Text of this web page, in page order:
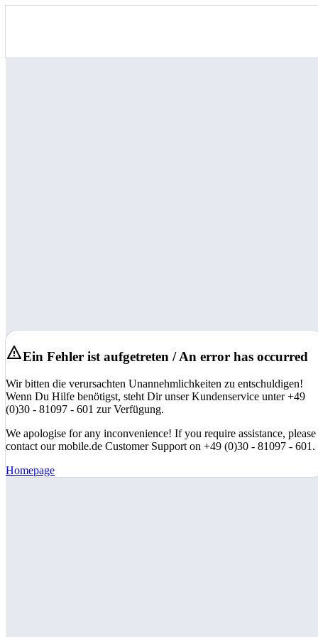
Ein Fehler ist aufgetreten / An error has occurred
Wir bitten die verursachten Unannehmlichkeiten zu entschuldigen!
Wenn Du Hilfe benötigst, steht Dir unser Kundenservice unter +49
(0)30 - 81097 - 601 zur Verfügung.
We apologise for any inconvenience! If you require assistance, please
contact our mobile.de Customer Support on +49 (0)30 - 81097 - 601.
Homepage